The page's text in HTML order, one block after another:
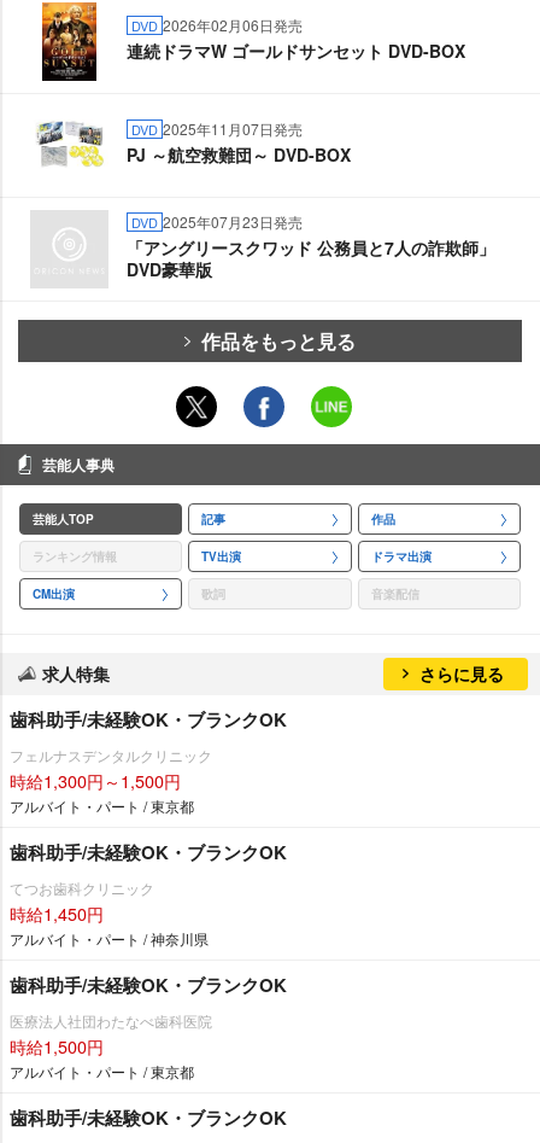
DVD 2026年02月06日発売
連続ドラマW ゴールドサンセット DVD-BOX
DVD 2025年11月07日発売
PJ ～航空救難団～ DVD-BOX
DVD 2025年07月23日発売
「アングリースクワッド 公務員と7人の詐欺師」
DVD豪華版
作品をもっと見る
芸能人事典
芸能人TOP 記事 作品
ランキング情報 TV出演 ドラマ出演
CM出演 歌詞 音楽配信
求人特集 さらに見る
歯科助手/未経験OK・ブランクOK
フェルナスデンタルクリニック
時給1,300円～1,500円
アルバイト・パート / 東京都
歯科助手/未経験OK・ブランクOK
てつお歯科クリニック
時給1,450円
アルバイト・パート / 神奈川県
歯科助手/未経験OK・ブランクOK
医療法人社団わたなべ歯科医院
時給1,500円
アルバイト・パート / 東京都
歯科助手/未経験OK・ブランクOK